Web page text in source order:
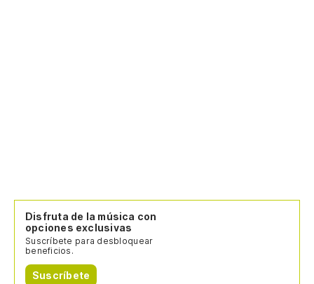
Disfruta de la música con
opciones exclusivas
Suscríbete para desbloquear
beneficios.
Suscríbete